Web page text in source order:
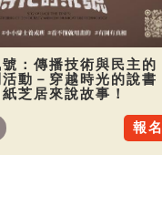
號：傳播技術與民主的
動－穿越時光的說書
芝居來說故事！
報名